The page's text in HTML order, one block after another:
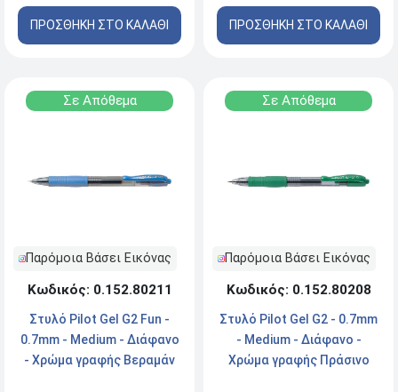
ΠΡΟΣΘΗΚΗ ΣΤΟ ΚΑΛΑΘΙ ΠΡΟΣΘΗΚΗ ΣΤΟ ΚΑΛΑΘΙ
Σε Απόθεμα
Παρόμοια Βάσει Εικόνας
Κωδικός: 0.152.80211
Στυλό Pilot Gel G2 Fun -
0.7mm - Medium - Διάφανο
- Χρώμα γραφής Βεραμάν
Σε Απόθεμα
Παρόμοια Βάσει Εικόνας
Κωδικός: 0.152.80208
Στυλό Pilot Gel G2 - 0.7mm
- Medium - Διάφανο -
Χρώμα γραφής Πράσινο